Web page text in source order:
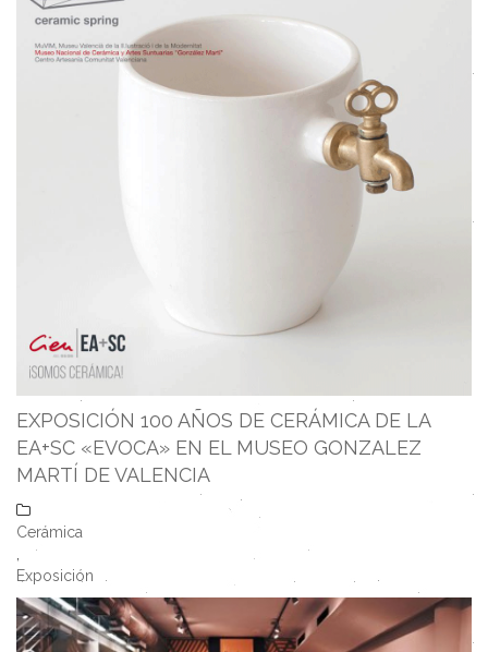
EXPOSICIÓN 100 AÑOS DE CERÁMICA DE LA
EA+SC «EVOCA» EN EL MUSEO GONZALEZ
MARTÍ DE VALENCIA
Cerámica
Exposición